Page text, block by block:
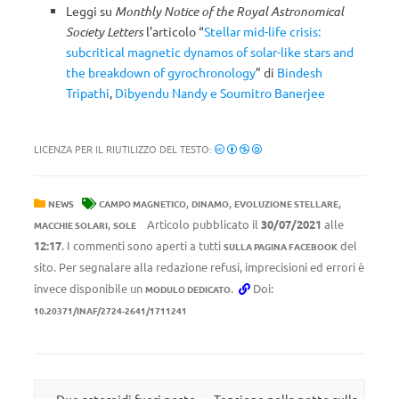
Leggi su Monthly Notice of the Royal Astronomical
Society Lettersl’articolo “Stellar mid-life crisis:
subcritical magnetic dynamos of solar-like stars and
the breakdown of gyrochronology” di Bindesh
Tripathi, Dibyendu Nandy e Soumitro Banerjee
LICENZA PER IL RIUTILIZZO DEL TESTO:
NEWS CAMPO MAGNETICO, DINAMO, EVOLUZIONE STELLARE,
MACCHIE SOLARI, SOLE Articolo pubblicato il 30/07/2021 alle
12:17. I commenti sono aperti a tutti SULLA PAGINA FACEBOOK del
sito. Per segnalare alla redazione refusi, imprecisioni ed errori è
invece disponibile un MODULO DEDICATO. Doi:
10.20371/INAF/2724-2641/1711241